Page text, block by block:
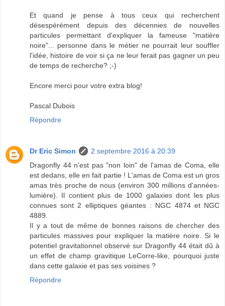
Et quand je pense à tous ceux qui recherchent
désespérément depuis des décennies de nouvelles
particules permettant d'expliquer la fameuse "matière
noire"... personne dans le métier ne pourrait leur souffler
l'idée, histoire de voir si ça ne leur ferait pas gagner un peu
de temps de recherche? ;-)
Encore merci pour votre extra blog!
Pascal Dubois
Répondre
Dr Eric Simon
2 septembre 2016 à 20:39
Dragonfly 44 n'est pas "non loin" de l'amas de Coma, elle
est dedans, elle en fait partie ! L'amas de Coma est un gros
amas très proche de nous (environ 300 millions d'années-
lumière). Il contient plus de 1000 galaxies dont les plus
connues sont 2 elliptiques géantes : NGC 4874 et NGC
4889.
Il y a tout de même de bonnes raisons de chercher des
particules massives pour expliquer la matière noire. Si le
potentiel gravitationnel observé sur Dragonfly 44 était dû à
un effet de champ gravitique LeCorre-like, pourquoi juste
dans cette galaxie et pas ses voisines ?
Répondre